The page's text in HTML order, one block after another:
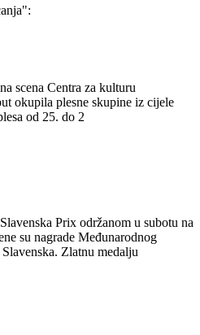
:
scena Centra za kulturu
okupila plesne skupine iz cijele
od 25. do 2
Prix održanom u subotu na
su nagrade Međunarodnog
Zlatnu medalju